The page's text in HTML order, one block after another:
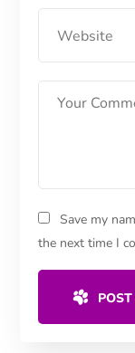
Save my
the next time I